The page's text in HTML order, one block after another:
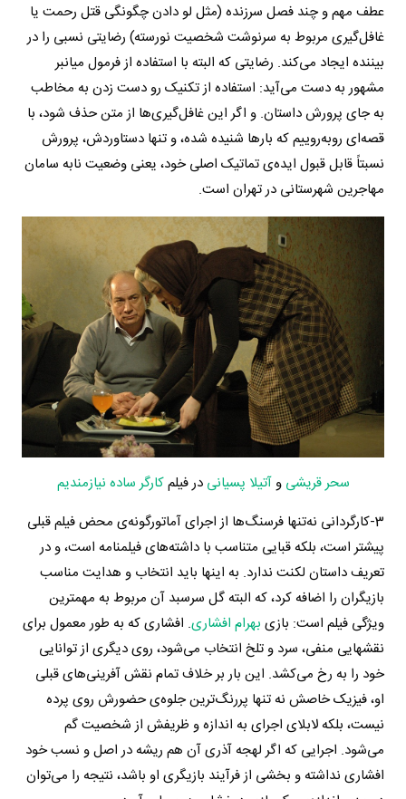
عطف مهم و چند فصل سرزنده (مثل لو دادن چگونگی قتل رحمت یا
غافل‌گیری مربوط به سرنوشت شخصیت نورسته) رضایتی نسبی را در
بیننده ایجاد می‌کند. رضایتی که البته با استفاده از فرمول میانبر
مشهور به دست می‌آید: استفاده از تکنیک رو دست زدن به مخاطب
به جای پرورش داستان. و اگر این غافل‌گیری‌ها از متن حذف شود، با
قصه‌ای روبه‌روییم که بارها شنیده شده، و تنها دستاوردش، پرورش
نسبتاً قابل قبول ایده‌ی تماتیک اصلی خود، یعنی وضعیت نابه سامان
مهاجرین شهرستانی در تهران است.
سحر قریشی وآتیلا پسیانی در فیلمکارگر ساده نیازمندیم
3-کارگردانی نه‌تنها فرسنگ‌ها از اجرای آماتورگونه‌ی محض فیلم قبلی
پیشتر است، بلکه قبایی متناسب با داشته‌های فیلمنامه است، و در
تعریف داستان لکنت ندارد. به اینها باید انتخاب و هدایت مناسب
بازیگران را اضافه کرد، که البته گل سرسبد آن مربوط به مهمترین
ویژگی فیلم است: بازی بهرام افشاری. افشاری که به طور معمول برای
نقشهایی منفی، سرد و تلخ انتخاب می‌شود، روی دیگری از توانایی
خود را به رخ می‌کشد. این بار بر خلاف تمام نقش آفرینی‌های قبلی
او، فیزیک خاصش نه تنها پررنگ‌ترین جلوه‌ی حضورش روی پرده
نیست، بلکه لابلای اجرای به اندازه و ظریفش از شخصیت گم
می‌شود. اجرایی که اگر لهجه آذری آن هم ریشه در اصل و نسب خود
افشاری نداشته و بخشی از فرآیند بازیگری او باشد، نتیجه را می‌توان